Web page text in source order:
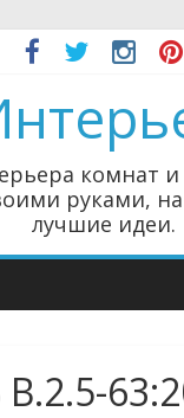
комнат и
руками,
лучшие идеи.